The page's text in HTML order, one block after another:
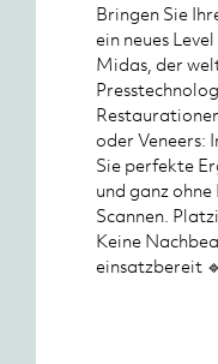
Bringen Sie
ein neues
Midas, der
oder Veneers:
Sie perfekte
und ganz
Scannen.
Keine
einsatzbereit